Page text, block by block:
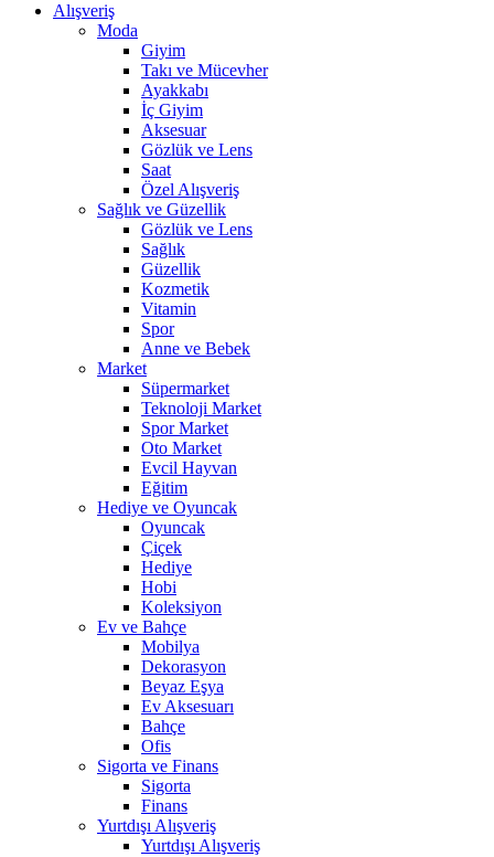
Alışveriş
Moda
Giyim
Takı ve Mücevher
Ayakkabı
İç Giyim
Aksesuar
Gözlük ve Lens
Saat
Özel Alışveriş
Sağlık ve Güzellik
Gözlük ve Lens
Sağlık
Güzellik
Kozmetik
Vitamin
Spor
Anne ve Bebek
Market
Süpermarket
Teknoloji Market
Spor Market
Oto Market
Evcil Hayvan
Eğitim
Hediye ve Oyuncak
Oyuncak
Çiçek
Hediye
Hobi
Koleksiyon
Ev ve Bahçe
Mobilya
Dekorasyon
Beyaz Eşya
Ev Aksesuarı
Bahçe
Ofis
Sigorta ve Finans
Sigorta
Finans
Yurtdışı Alışveriş
Yurtdışı Alışveriş